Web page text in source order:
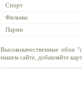
Спорт
Фильмы
Парни
Высококачественные обои
нашем сайте, добавляйте